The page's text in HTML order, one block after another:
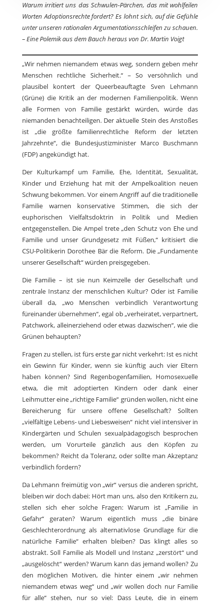
Warum irritiert uns das Schwulen-Pärchen, das mit wohlfeilen
Worten Adoptionsrechte fordert? Es lohnt sich, auf die Gefühle
unter unseren rationalen Argumentationsschleifen zu schauen.
– Eine Polemik aus dem Bauch heraus von Dr. Martin Voigt
„Wir nehmen niemandem etwas weg, sondern geben mehr
Menschen rechtliche Sicherheit.“ – So versöhnlich und
plausibel kontert der Queerbeauftagte Sven Lehmann
(Grüne) die Kritik an der modernen Familienpolitik. Wenn
alle Formen von Familie gestärkt würden, würde das
niemanden benachteiligen. Der aktuelle Stein des Anstoßes
ist „die größte familienrechtliche Reform der letzten
Jahrzehnte“, die Bundesjustizminister Marco Buschmann
(FDP) angekündigt hat.
Der Kulturkampf um Familie, Ehe, Identität, Sexualität,
Kinder und Erziehung hat mit der Ampelkoalition neuen
Schwung bekommen. Vor einem Angriff auf die traditionelle
Familie warnen konservative Stimmen, die sich der
euphorischen Vielfaltsdoktrin in Politik und Medien
entgegenstellen. Die Ampel trete „den Schutz von Ehe und
Familie und unser Grundgesetz mit Füßen,“ kritisiert die
CSU-Politikerin Dorothee Bär die Reform. Die „Fundamente
unserer Gesellschaft“ würden preisgegeben.
Die Familie – ist sie nun Keimzelle der Gesellschaft und
zentrale Instanz der menschlichen Kultur? Oder ist Familie
überall da, „wo Menschen verbindlich Verantwortung
füreinander übernehmen“, egal ob „verheiratet, verpartnert,
Patchwork, alleinerziehend oder etwas dazwischen“, wie die
Grünen behaupten?
Fragen zu stellen, ist fürs erste gar nicht verkehrt: Ist es nicht
ein Gewinn für Kinder, wenn sie künftig auch vier Eltern
haben können? Sind Regenbogenfamilien, Homosexuelle
etwa, die mit adoptierten Kindern oder dank einer
Leihmutter eine „richtige Familie“ gründen wollen, nicht eine
Bereicherung für unsere offene Gesellschaft? Sollten
„vielfältige Lebens- und Liebesweisen“ nicht viel intensiver in
Kindergärten und Schulen sexualpädagogisch besprochen
werden, um Vorurteile gänzlich aus den Köpfen zu
bekommen? Reicht da Toleranz, oder sollte man Akzeptanz
verbindlich fordern?
Da Lehmann freimütig von „wir“ versus die anderen spricht,
bleiben wir doch dabei: Hört man uns, also den Kritikern zu,
stellen sich eher solche Fragen: Warum ist „Familie in
Gefahr“ geraten? Warum eigentlich muss „die binäre
Geschlechterordnung als alternativlose Grundlage für die
natürliche Familie“ erhalten bleiben? Das klingt alles so
abstrakt. Soll Familie als Modell und Instanz „zerstört“ und
„ausgelöscht“ werden? Warum kann das jemand wollen? Zu
den möglichen Motiven, die hinter einem „wir nehmen
niemandem etwas weg“ und „wir wollen doch nur Familie
für alle“ stehen, nur so viel: Dass Leute, die in einem